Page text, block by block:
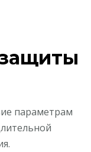
параметрам